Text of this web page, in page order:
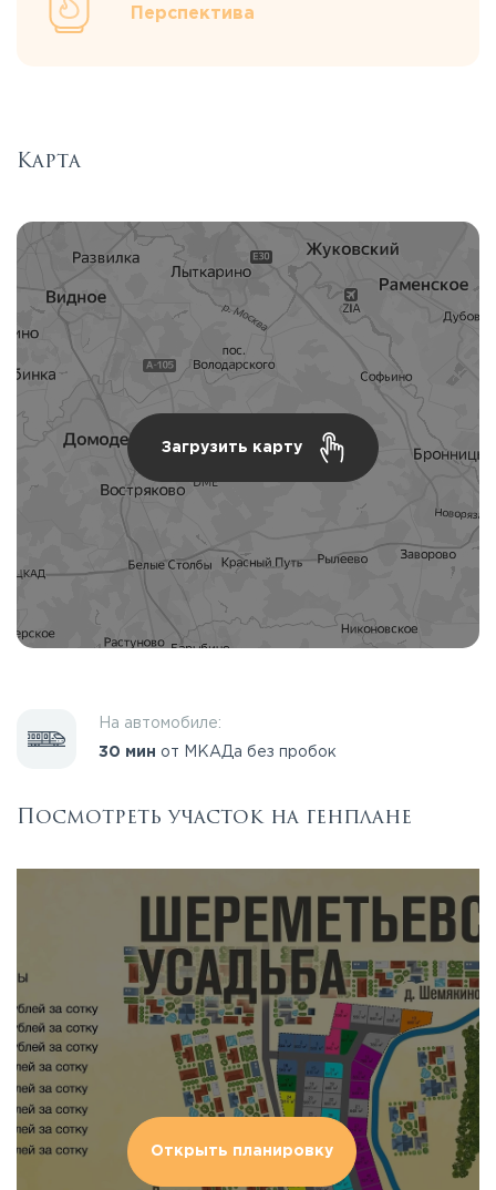
Перспектива
Карта
Загрузить карту
На автомобиле:
30 мин от МКАДа без пробок
Посмотреть участок на генплане
Открыть планировку